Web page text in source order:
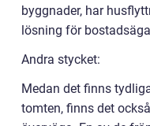
byggnader, har
lösning för
Andra stycket:
Medan det finns
tomten, finns det